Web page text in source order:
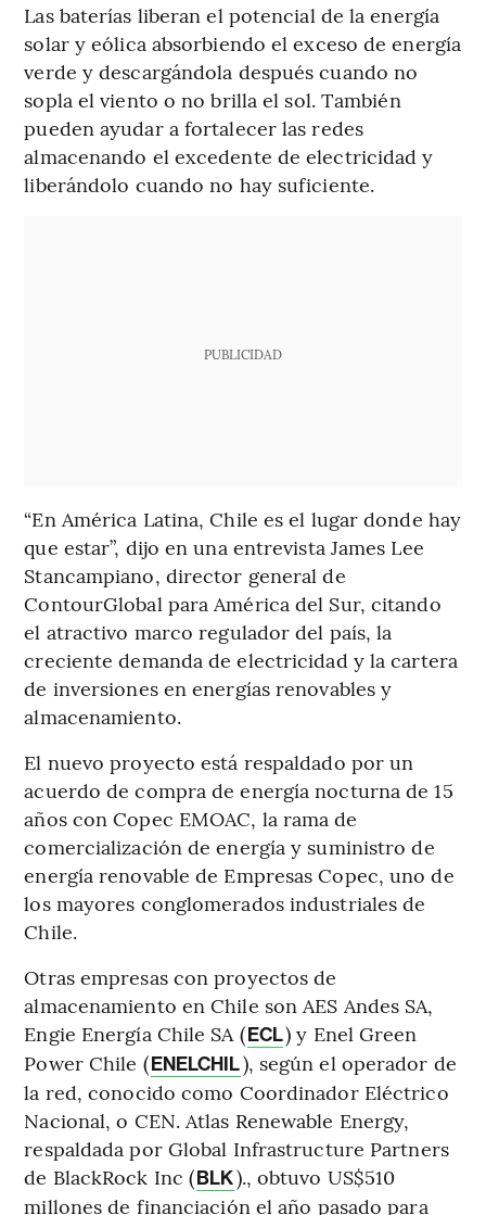
Las baterías liberan el potencial de la energía
solar y eólica absorbiendo el exceso de energía
verde y descargándola después cuando no
sopla el viento o no brilla el sol. También
pueden ayudar a fortalecer las redes
almacenando el excedente de electricidad y
liberándolo cuando no hay suficiente.
PUBLICIDAD
“En América Latina, Chile es el lugar donde hay
que estar”, dijo en una entrevista James Lee
Stancampiano, director general de
ContourGlobal para América del Sur, citando
el atractivo marco regulador del país, la
creciente demanda de electricidad y la cartera
de inversiones en energías renovables y
almacenamiento.
El nuevo proyecto está respaldado por un
acuerdo de compra de energía nocturna de 15
años con Copec EMOAC, la rama de
comercialización de energía y suministro de
energía renovable de Empresas Copec, uno de
los mayores conglomerados industriales de
Chile.
Otras empresas con proyectos de
almacenamiento en Chile son AES Andes SA,
Engie Energía Chile SA (ECL) y Enel Green
Power Chile (ENELCHIL), según el operador de
la red, conocido como Coordinador Eléctrico
Nacional, o CEN. Atlas Renewable Energy,
respaldada por Global Infrastructure Partners
de BlackRock Inc (BLK)., obtuvo US$510
millones de financiación el año pasado para